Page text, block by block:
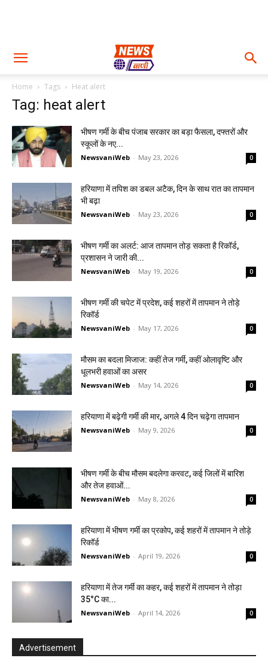
Home Tags Heat alert
Tag: heat alert
भीषण गर्मी के बीच पंजाब सरकार का बड़ा फैसला, दफ्तरों और
स्कूलों के नए...
NewsvaniWeb - May 23, 2026 0
हरियाणा में तपिश का डबल अटैक, दिन के साथ रात का तापमान
भी बढ़ा
NewsvaniWeb - May 23, 2026 0
भीषण गर्मी का अलर्ट: आज तापमान तोड़ सकता है रिकॉर्ड,
प्रशासन ने जारी की...
NewsvaniWeb - May 19, 2026 0
भीषण गर्मी की चपेट में प्रदेश, कई शहरों में तापमान ने तोड़े
रिकॉर्ड
NewsvaniWeb - May 17, 2026 0
मौसम का बदला मिजाज: कहीं तेज गर्मी, कहीं ओलावृष्टि और
धूलभरी हवाओं का असर
NewsvaniWeb - May 14, 2026 0
हरियाणा में बढ़ेगी गर्मी की मार, अगले 4 दिन चढ़ेगा तापमान
NewsvaniWeb - May 9, 2026 0
भीषण गर्मी के बीच मौसम बदलेगा करवट, कई जिलों में बारिश
और तेज हवाओं...
NewsvaniWeb - May 8, 2026 0
हरियाणा में भीषण गर्मी का प्रकोप, कई शहरों में तापमान ने तोड़े
रिकॉर्ड
NewsvaniWeb - April 19, 2026 0
हरियाणा में तेज गर्मी का कहर, कई शहरों में तापमान ने तोड़ा
35°C का...
NewsvaniWeb - April 14, 2026 0
Advertisement